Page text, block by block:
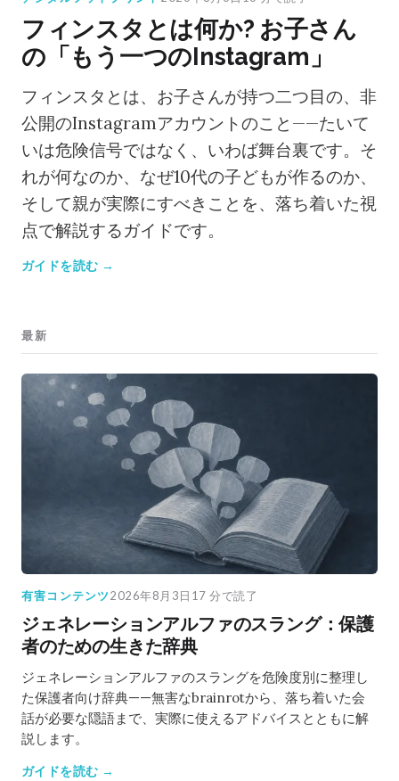
フィンスタとは何か? お子さん
の「もう一つのInstagram」
フィンスタとは、お子さんが持つ二つ目の、非
公開のInstagramアカウントのこと——たいて
いは危険信号ではなく、いわば舞台裏です。そ
れが何なのか、なぜ10代の子どもが作るのか、
そして親が実際にすべきことを、落ち着いた視
点で解説するガイドです。
ガイドを読む →
最新
有害コンテンツ2026年8月3日 17 分で読了
ジェネレーションアルファのスラング：保護
者のための生きた辞典
ジェネレーションアルファのスラングを危険度別に整理し
た保護者向け辞典——無害なbrainrotから、落ち着いた会
話が必要な隠語まで、実際に使えるアドバイスとともに解
説します。
ガイドを読む →